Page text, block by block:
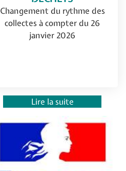
Changement du rythme des
collectes à compter du 26
janvier 2026
Lire la suite